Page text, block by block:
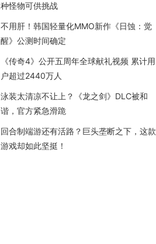
种怪物可供挑战
不用肝！韩国轻量化MMO新作《日蚀：觉
醒》公测时间确定
《传奇4》公开五周年全球献礼视频 累计用
户超过2440万人
泳装太清凉不让上？《龙之剑》DLC被和
谐，官方紧急滑跪
回合制端游还有活路？巨头垄断之下，这款
游戏却如此坚挺！